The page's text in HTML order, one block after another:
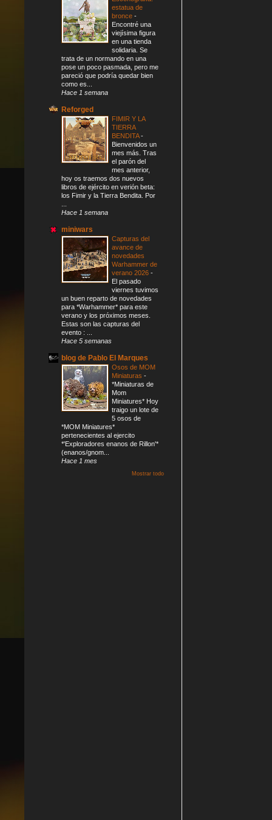
estatua de
bronce -
Encontré una
viejísima figura
en una tienda
solidaria. Se
trata de un normando en una
pose un poco pasmada, pero me
pareció que podría quedar bien
como es...
Hace 1 semana
Reforged
FIMIR Y LA
TIERRA
BENDITA-
Bienvenidos un
mes más. Tras
el parón del
mes anterior,
hoy os traemos dos nuevos
libros de ejército en verión beta:
los Fimir y la Tierra Bendita. Por
Hace 1 semana
miniwars
Capturas del
avance de
novedades
Warhammer de
verano 2026 -
El pasado
viernes tuvimos
un buen reparto de novedades
para *Warhammer* para este
verano y los próximos meses.
Estas son las capturas del
evento : ...
Hace 5 semanas
blog de Pablo El Marques
Osos de MOM
Miniaturas -
*Miniaturas de
Mom
Miniatures* Hoy
traigo un lote de
5 osos de
*MOM Miniatures*
pertenecientes al ejercito
*'Exploradores enanos de Rillon'*
(enanos/gnom...
Hace 1 mes
Mostrar todo